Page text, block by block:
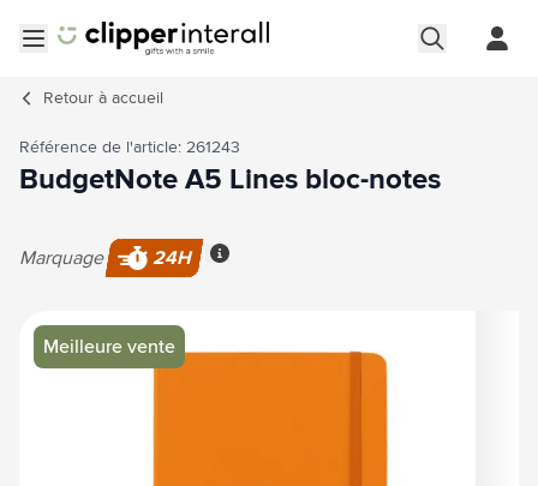
Retour à accueil
Meilleure vente
Image principale
Cliquez pour voir l'image en plein écran
Référence de l'article: 261243
BudgetNote A5 Lines bloc-notes
Marquage
24H